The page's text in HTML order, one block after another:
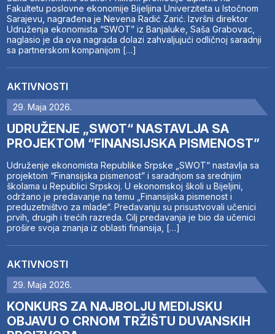
Fakultetu poslovne ekonomije Bijeljina Univerziteta u Istočnom
Sarajevu, nagrađena je Nevena Radić Zarić. Izvršni direktor
Udruženja ekonomista “SWOT” iz Banjaluke, Saša Grabovac,
naglasio je da ova nagrada dolazi zahvaljujući odličnoj saradnji
sa partnerskom kompanijom […]
AKTIVNOSTI
29. Maja 2026.
UDRUŽENJE „SWOT“ NASTAVLJA SA
PROJEKTOM “FINANSIJSKA PISMENOST”
Udruženje ekonomista Republike Srpske „SWOT“ nastavlja sa
projektom “Finansijska pismenost” i saradnjom sa srednjim
školama u Republici Srpskoj. U ekonomskoj školi u Bijeljini,
održano je predavanje na temu „Finansijska pismenost i
preduzetništvo za mlade“. Predavanju su prisustvovali učenici
prvih, drugih i trećih razreda. Cilj predavanja je bio da učenici
prošire svoja znanja iz oblasti finansija, […]
AKTIVNOSTI
29. Maja 2026.
KONKURS ZA NAJBOLJU MEDIJSKU
OBJAVU O CRNOM TRŽIŠTU DUVANSKIH